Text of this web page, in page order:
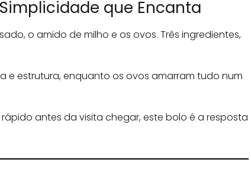
que Encanta
o amido de milho e os ovos. Três ingredientes,
e estrutura, enquanto os ovos amarram tudo num
antes da visita chegar, este bolo é a resposta